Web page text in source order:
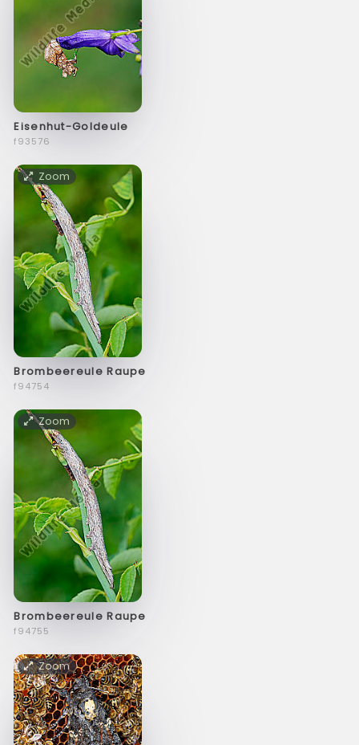
Eisenhut-Goldeule
f93576
Zoom
Brombeereule Raupe
f94754
Zoom
Brombeereule Raupe
f94755
Zoom